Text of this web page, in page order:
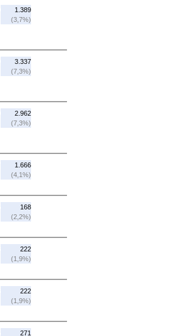
1.389
(3,7%)
3.337
(7,3%)
2.962
(7,3%)
1.666
(4,1%)
168
(2,2%)
222
(1,9%)
222
(1,9%)
271